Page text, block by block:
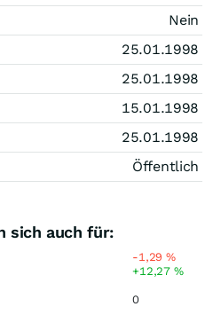
Nein
25.01.1998
25.01.1998
15.01.1998
25.01.1998
Öffentlich
sich auch für:
-1,29%
+12,27%
0